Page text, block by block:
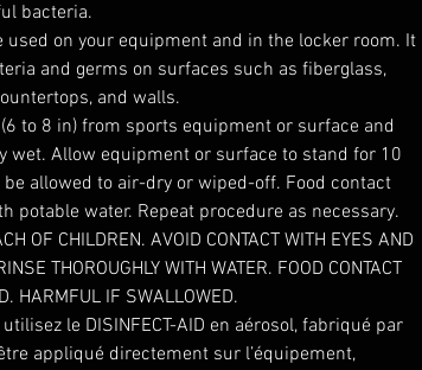
bacteria.
on your equipment and in the locker room. It
and germs on surfaces such as fiberglass,
and walls.
to 8 in) from sports equipment or surface and
wet. Allow equipment or surface to stand for 10
allowed to air-dry or wiped-off. Food contact
potable water. Repeat procedure as necessary.
OF CHILDREN. AVOID CONTACT WITH EYES AND
THOROUGHLY WITH WATER. FOOD CONTACT
HARMFUL IF SWALLOWED.
le DISINFECT-AID en aérosol, fabriqué par
appliqué directement sur l’équipement,